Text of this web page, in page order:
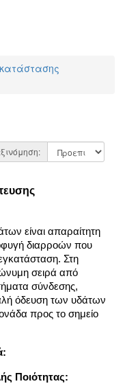
είναι απαραίτητη
διαρροών που
σειρά από
σύνδεσης,
όδευση των υδάτων
προς το σημείο
Ποιότητας: